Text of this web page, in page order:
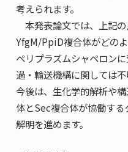
考えられます。
本発表論文では、上記の
YfgM/PpiD複合体がどの
ペリプラズムシャペロン
過・輸送機構に関しては
今後は、生化学的解析や
体とSec複合体が協働す
解明を進めます。